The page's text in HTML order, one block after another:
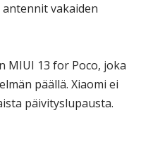
vakaiden
MIUI 13 for Poco, joka
päällä. Xiaomi ei
päivityslupausta.